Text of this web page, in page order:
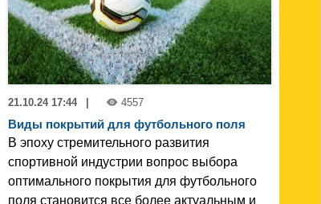
21.10.24 17:44 4557
Виды покрытий для футбольного поля
В эпоху стремительного развития
спортивной индустрии вопрос выбора
оптимального покрытия для футбольного
поля становится все более актуальным и